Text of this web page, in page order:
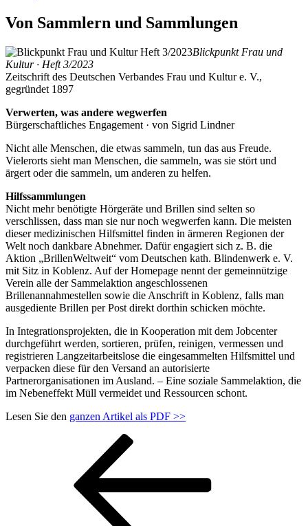
Von Sammlern und Sammlungen
Blickpunkt Frau und
Kultur · Heft 3/2023
Zeitschrift des Deutschen Verbandes Frau und Kultur e. V.,
gegründet 1897
Verwerten, was andere wegwerfen
Bürgerschaftliches Engagement · von Sigrid Lindner
Nicht alle Menschen, die etwas sammeln, tun das aus Freude.
Vielerorts sieht man Menschen, die sammeln, was sie stört und
ärgert oder die sammeln, um anderen zu helfen.
Hilfssammlungen
Nicht mehr benötigte Hörgeräte und Brillen sind selten so
verschlissen, dass man sie nur noch wegwerfen kann. Die meisten
dieser medizinischen Hilfsmittel finden in ärmeren Regionen der
Welt noch dankbare Abnehmer. Dafür engagiert sich z. B. die
Aktion „BrillenWeltweit“ vom Deutschen kath. Blindenwerk e. V.
mit Sitz in Koblenz. Auf der Homepage nennt der gemeinnützige
Verein alle der Sammelaktion angeschlossenen
Brillenannahmestellen sowie die Anschrift in Koblenz, falls man
ausgediente Brillen per Post direkt dorthin schicken möchte.
In Integrationsprojekten, die in Kooperation mit dem Jobcenter
durchgeführt werden, sortieren, prüfen, reinigen, vermessen und
registrieren Langzeitarbeitslose die eingesammelten Hilfsmittel und
verpacken diese für den Versand an autorisierte
Partnerorganisationen im Ausland. – Eine soziale Sammelaktion, die
im Nebeneffekt Müll vermeidet und Ressourcen schont.
Lesen Sie den ganzen Artikel als PDF >>
Beitragsnavigation